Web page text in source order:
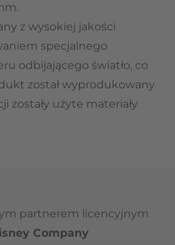
z wysokiej jakości
specjalnego
odbijającego światło, co
został wyprodukowany
zostały użyte materiały
partnerem licencyjnym
Company